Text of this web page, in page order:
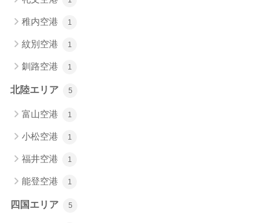
稚内空港 1
紋別空港 1
釧路空港 1
北陸エリア 5
富山空港 1
小松空港 1
福井空港 1
能登空港 1
四国エリア 5